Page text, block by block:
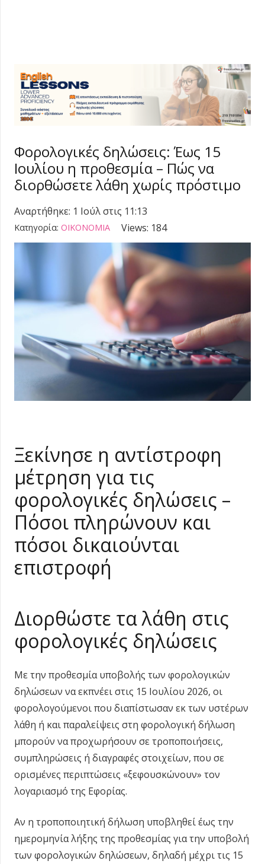
Φορολογικές δηλώσεις: Έως 15
Ιουλίου η προθεσμία – Πώς να
διορθώσετε λάθη χωρίς πρόστιμο
Αναρτήθηκε: 1 Ιούλ στις 11:13
Κατηγορία: ΟΙΚΟΝΟΜΙΑ Views: 184
Ξεκίνησε η αντίστροφη
μέτρηση για τις
φορολογικές δηλώσεις –
Πόσοι πληρώνουν και
πόσοι δικαιούνται
επιστροφή
Διορθώστε τα λάθη στις
φορολογικές δηλώσεις
Με την προθεσμία υποβολής των φορολογικών
δηλώσεων να εκπνέει στις 15 Ιουλίου 2026, οι
φορολογούμενοι που διαπίστωσαν εκ των υστέρων
λάθη ή και παραλείψεις στη φορολογική δήλωση
μπορούν να προχωρήσουν σε τροποποιήσεις,
συμπληρώσεις ή διαγραφές στοιχείων, που σε
ορισμένες περιπτώσεις «ξεφουσκώνουν» τον
λογαριασμό της Εφορίας.
Αν η τροποποιητική δήλωση υποβληθεί έως την
ημερομηνία λήξης της προθεσμίας για την υποβολή
των φορολογικών δηλώσεων, δηλαδή μέχρι τις 15